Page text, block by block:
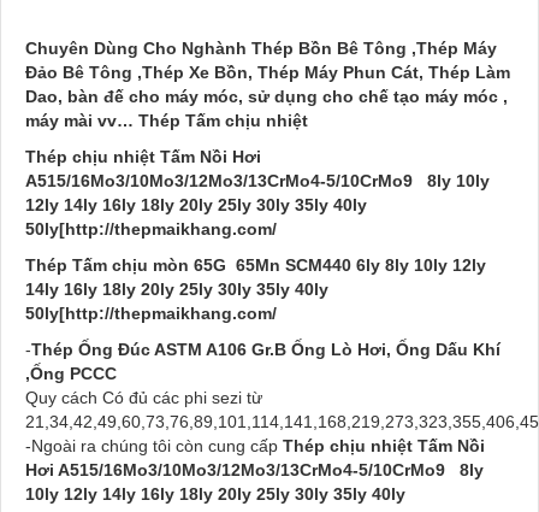
Chuyên Dùng Cho Nghành Thép Bồn Bê Tông ,Thép Máy
Đảo Bê Tông ,Thép Xe Bồn, Thép Máy Phun Cát, Thép Làm
Dao, bàn đế cho máy móc, sử dụng cho chế tạo máy móc ,
máy mài vv… Thép Tấm chịu nhiệt
Thép chịu nhiệt Tấm Nồi Hơi
A515/16Mo3/10Mo3/12Mo3/13CrMo4-5/10CrMo9 8ly 10ly
12ly 14ly 16ly 18ly 20ly 25ly 30ly 35ly 40ly
50ly[http://thepmaikhang.com/
Thép Tấm chịu mòn 65G 65Mn SCM440 6ly 8ly 10ly 12ly
14ly 16ly 18ly 20ly 25ly 30ly 35ly 40ly
50ly[http://thepmaikhang.com/
-Thép Ống Đúc ASTM A106 Gr.B Ống Lò Hơi, Ống Dấu Khí
,Ống PCCC
Quy cách Có đủ các phi sezi từ
-Ngoài ra chúng tôi còn cung cấp Thép chịu nhiệt Tấm Nồi
Hơi A515/16Mo3/10Mo3/12Mo3/13CrMo4-5/10CrMo9 8ly
10ly 12ly 14ly 16ly 18ly 20ly 25ly 30ly 35ly 40ly